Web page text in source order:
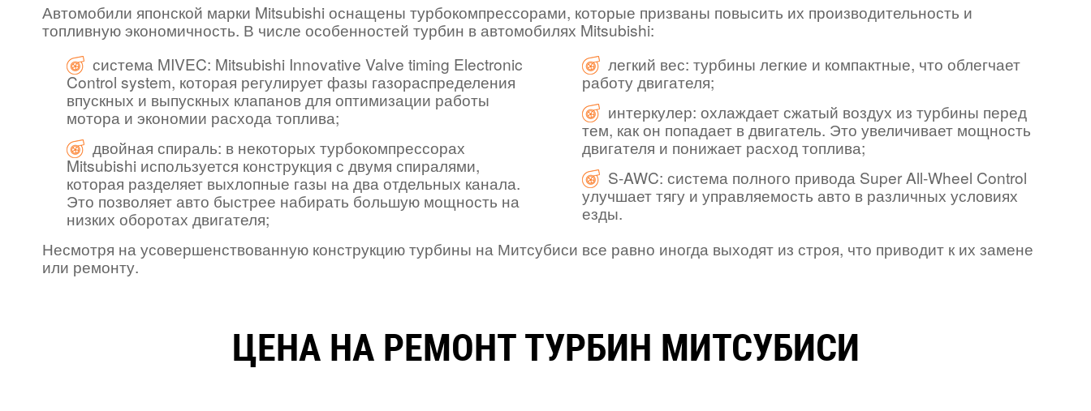
Автомобили японской марки Mitsubishi оснащены турбокомпрессорами, которые призваны повысить их производительность и
топливную экономичность. В числе особенностей турбин в автомобилях Mitsubishi:
система MIVEC: Mitsubishi Innovative Valve timing Electronic
Control system, которая регулирует фазы газораспределения
впускных и выпускных клапанов для оптимизации работы
мотора и экономии расхода топлива;
двойная спираль: в некоторых турбокомпрессорах
Mitsubishi используется конструкция с двумя спиралями,
которая разделяет выхлопные газы на два отдельных канала.
Это позволяет авто быстрее набирать большую мощность на
низких оборотах двигателя;
легкий вес: турбины легкие и компактные, что облегчает
работу двигателя;
интеркулер: охлаждает сжатый воздух из турбины перед
тем, как он попадает в двигатель. Это увеличивает мощность
двигателя и понижает расход топлива;
S-AWC: система полного привода Super All-Wheel Control
улучшает тягу и управляемость авто в различных условиях
езды.
Несмотря на усовершенствованную конструкцию турбины на Митсубиси все равно иногда выходят из строя, что приводит к их замене
или ремонту.
ЦЕНА НА РЕМОНТ ТУРБИН МИТСУБИСИ